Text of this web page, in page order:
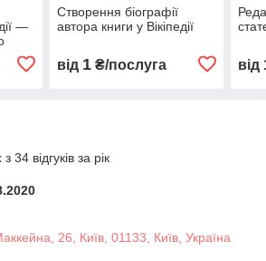
—
Створення біографії
автора книги у Вікіпедії
від 1₴/послуга від
34 відгуків за рік
26, Київ, 01133, Київ, Україна